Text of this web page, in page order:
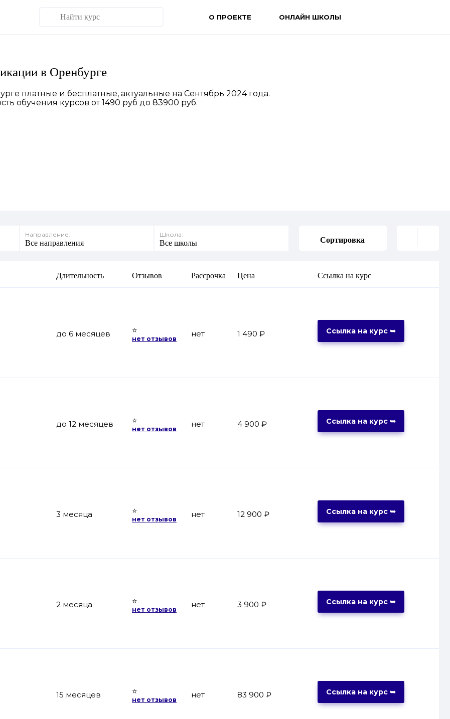
О ПРОЕКТЕ ОНЛАЙН ШКОЛЫ
в Оренбурге
платные и бесплатные, актуальные на Сентябрь 2024 года.
обучения курсов от 1490 руб до 83900 руб.
Направление:
Все направления
Школа:
Все школы Сортировка
Длительность Отзывов Рассрочка Цена Ссылка на курс
до 6 месяцев ⭐
нет отзывов
нет 1 490 ₽ Ссылка на курс ➥
до 12 месяцев ⭐
нет отзывов
нет 4 900 ₽ Ссылка на курс ➥
3 месяца ⭐
нет отзывов
нет 12 900 ₽ Ссылка на курс ➥
2 месяца ⭐
нет отзывов
нет 3 900 ₽ Ссылка на курс ➥
15 месяцев ⭐
нет отзывов
нет 83 900 ₽ Ссылка на курс ➥